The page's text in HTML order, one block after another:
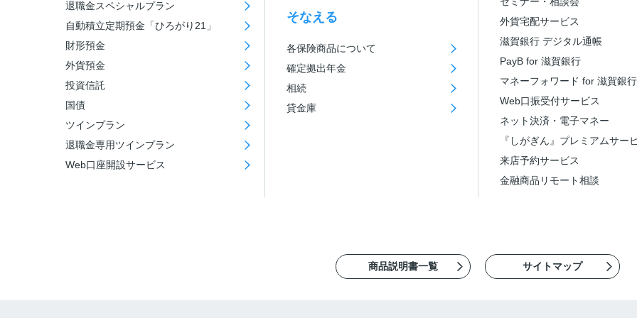
退職金スペシャルプラン
自動積立定期預金「ひろがり21」
財形預金
外貨預金
投資信託
国債
ツインプラン
退職金専用ツインプラン
Web口座開設サービス
そなえる
各保険商品について
確定拠出年金
相続
貸金庫
外貨宅配サービス
滋賀銀行 デジタル通帳
PayB for 滋賀銀行
マネーフォワード for 滋賀銀行
Web口振受付サービス
ネット決済・電子マネー
『しがぎん』プレミアムサー
来店予約サービス
金融商品リモート相談
商品説明書一覧 サイトマップ